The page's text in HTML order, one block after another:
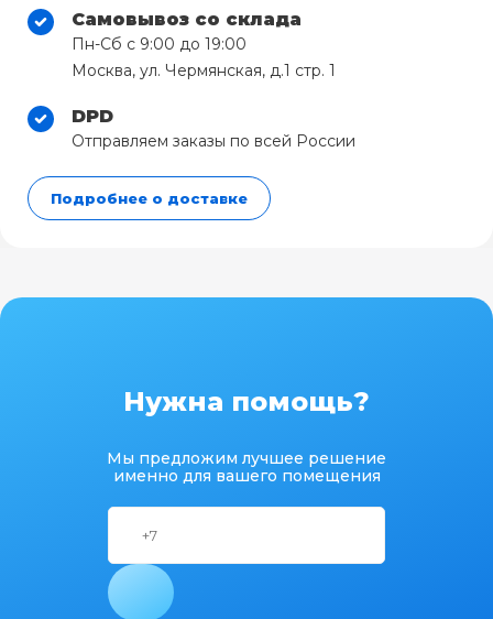
Самовывоз со склада
Пн-Сб с 9:00 до 19:00
Москва, ул. Чермянская, д.1 стр. 1
DPD
Отправляем заказы по всей России
Подробнее о доставке
Нужна помощь?
Мы предложим лучшее решение
именно для вашего помещения